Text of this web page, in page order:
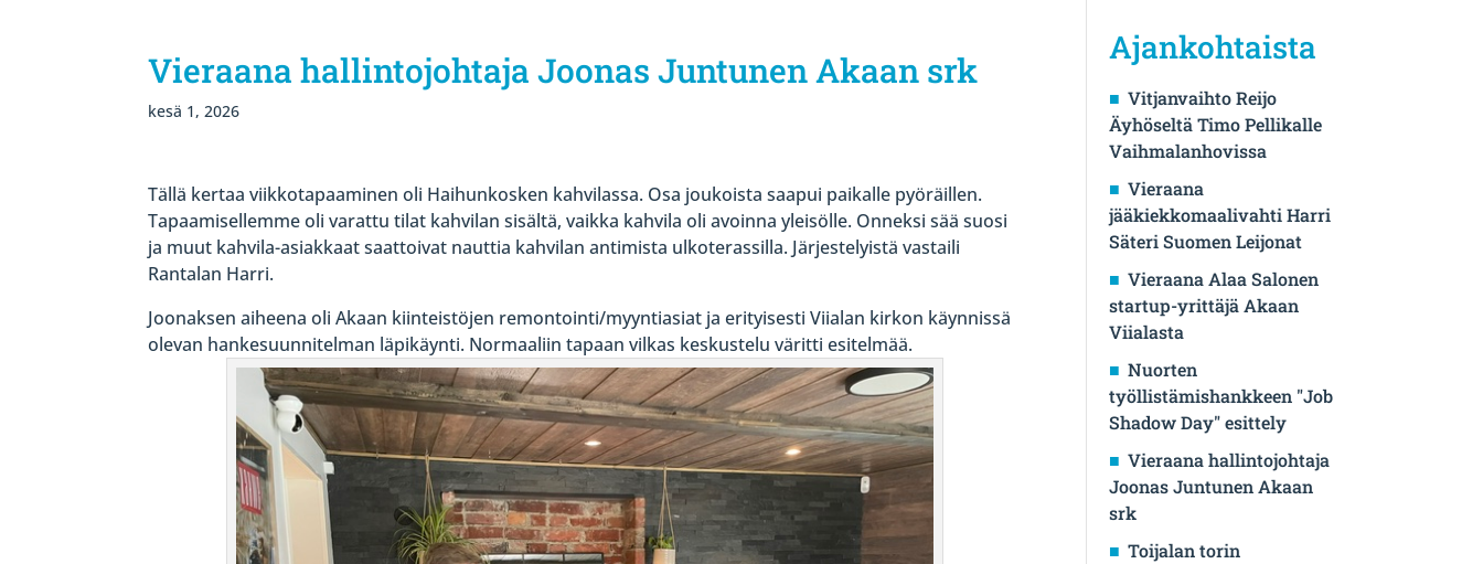
Vieraana hallintojohtaja Joonas Juntunen Akaan srk
kesä 1, 2026
Tällä kertaa viikkotapaaminen oli Haihunkosken kahvilassa. Osa joukoista saapui paikalle pyöräillen.
Tapaamisellemme oli varattu tilat kahvilan sisältä, vaikka kahvila oli avoinna yleisölle. Onneksi sää suosi
ja muut kahvila-asiakkaat saattoivat nauttia kahvilan antimista ulkoterassilla. Järjestelyistä vastaili
Rantalan Harri.
Joonaksen aiheena oli Akaan kiinteistöjen remontointi/myyntiasiat ja erityisesti Viialan kirkon käynnissä
olevan hankesuunnitelman läpikäynti. Normaaliin tapaan vilkas keskustelu väritti esitelmää.
Ajankohtaista
Vitjanvaihto Reijo
Äyhöseltä Timo Pellikalle
Vaihmalanhovissa
Vieraana
jääkiekkomaalivahti Harri
Säteri Suomen Leijonat
Vieraana Alaa Salonen
startup-yrittäjä Akaan
Viialasta
Nuorten
työllistämishankkeen "Job
Shadow Day" esittely
Vieraana hallintojohtaja
Joonas Juntunen Akaan
srk
Toijalan torin